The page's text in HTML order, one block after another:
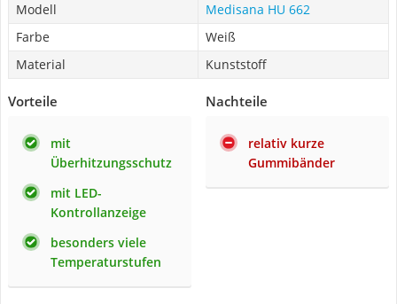
Modell
Medisana HU 662
Farbe
Weiß
Material
Kunststoff
Vorteile
mit
Überhitzungsschutz
mit LED-
Kontrollanzeige
besonders viele
Temperaturstufen
Nachteile
relativ kurze
Gummibänder